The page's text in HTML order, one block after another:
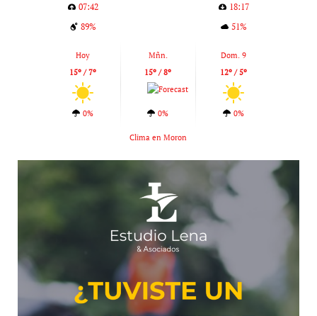
07:42
18:17
89%
51%
Hoy
15º / 7º
0%
Mñn.
15º / 8º
0%
Dom. 9
12º / 5º
0%
Clima en Moron